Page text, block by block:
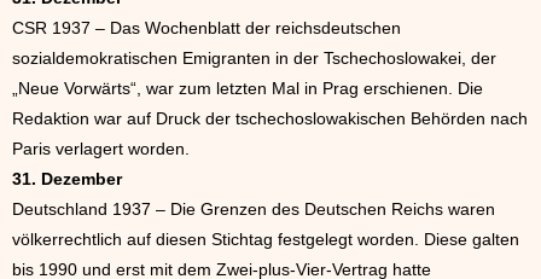
CSR 1937 – Das Wochenblatt der reichsdeutschen
sozialdemokratischen Emigranten in der Tschechoslowakei, der
„Neue Vorwärts“, war zum letzten Mal in Prag erschienen. Die
Redaktion war auf Druck der tschechoslowakischen Behörden nach
Paris verlagert worden.
31. Dezember
Deutschland 1937 – Die Grenzen des Deutschen Reichs waren
völkerrechtlich auf diesen Stichtag festgelegt worden. Diese galten
bis 1990 und erst mit dem Zwei-plus-Vier-Vertrag hatte